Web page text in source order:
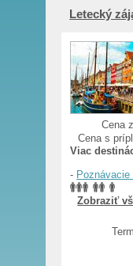
Letecký
Cena
Cena s
Viac
-
Zobraziť